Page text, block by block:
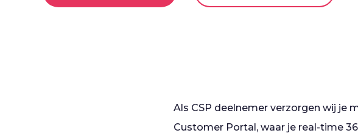
Als CSP deelnemer verzorgen wij je
Customer Portal, waar je real-time